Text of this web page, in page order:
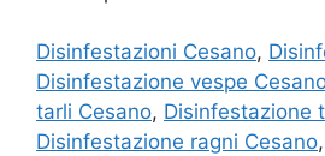
Disinfestazioni Cesano,
Disinfestazione vespe
tarli Cesano, Disinfestazione
Disinfestazione ragni Cesano,